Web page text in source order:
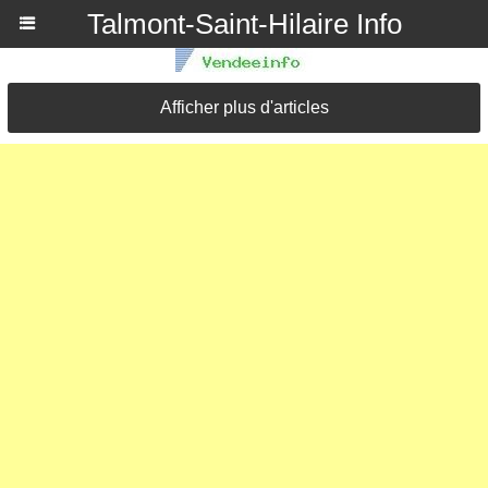
Talmont-Saint-Hilaire Info
Afficher plus d'articles